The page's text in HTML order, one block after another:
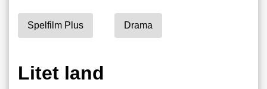
Spelfilm Plus Drama
Litet land